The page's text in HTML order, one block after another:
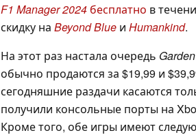
F1 Manager 2024 бесплатно в
скидку на Beyond Blue и Humankind.
На этот раз настала очередь
обычно продаются за $19,99 и
сегодняшние раздачи касаются
получили консольные порты на
Кроме того, обе игры имеют